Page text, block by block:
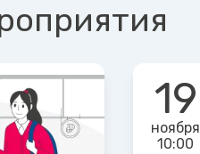
19
ноября
10:00